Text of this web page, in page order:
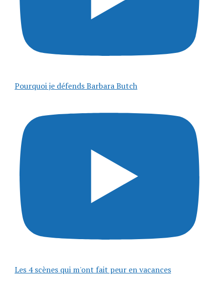
Pourquoi je défends Barbara Butch
Les 4 scènes qui m'ont fait peur en vacances